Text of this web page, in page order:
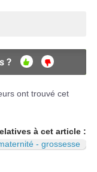
?
OU
NO
N
ont trouvé cet
à cet article :
- grossesse